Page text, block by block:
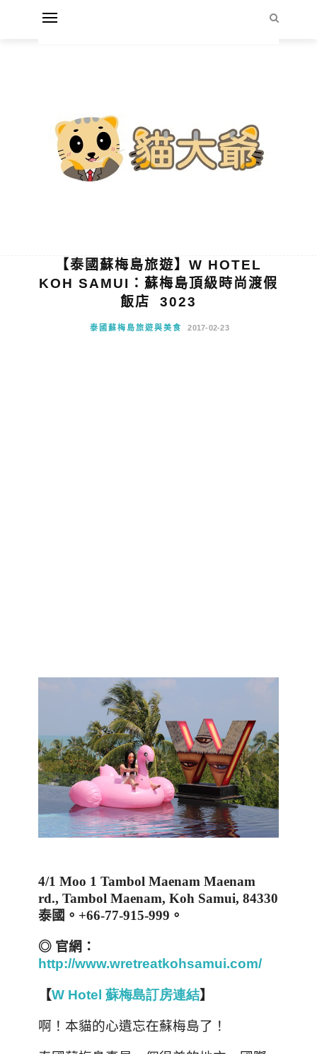
【泰國蘇梅島旅遊】W HOTEL
KOH SAMUI：蘇梅島頂級時尚渡假
飯店 3023
泰國蘇梅島旅遊與美食 2017-02-23
4/1 Moo 1 Tambol Maenam Maenam
rd., Tambol Maenam, Koh Samui, 84330
泰國。 +66-77-915-999 。
◎ 官網：
http://www.wretreatkohsamui.com/
【W Hotel 蘇梅島訂房連結】
啊！本貓的心遺忘在蘇梅島了！